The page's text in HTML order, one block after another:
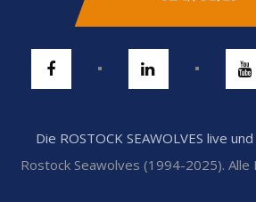
Die ROSTOCK SEAWOLVES live
Rostock Seawolves (1994-2025). Alle